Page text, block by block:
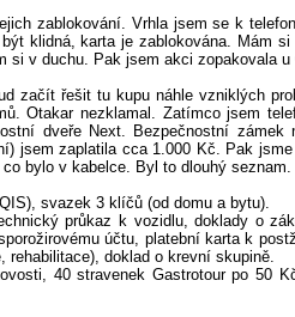
zablokování. Vrhla jsem se k
klidná, karta je zablokována. Mám
si v duchu. Pak jsem akci zopakovala u
začít řešit tu kupu náhle vzniklých
Otakar nezklamal. Zatímco jsem
dveře Next. Bezpečnostní
jsem zaplatila cca 1.000 Kč. Pak
bylo v kabelce. Byl to dlouhý
svazek 3 klíčů (od domu a bytu).
průkaz k vozidlu, doklady o
účtu, platební karta k
doklad o krevní skupině.
40 stravenek Gastrotour po